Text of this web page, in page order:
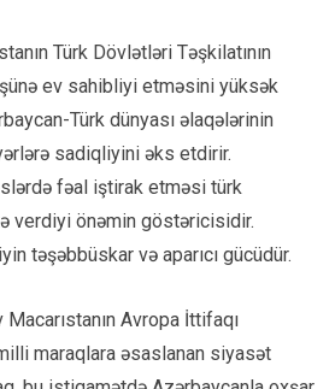
Türk Dövlətləri Təşkilatının
ev sahibliyi etməsini yüksək
Türk dünyası əlaqələrinin
sadiqliyini əks etdirir.
fəal iştirak etməsi türk
verdiyi önəmin göstəricisidir.
təşəbbüskar və aparıcı gücüdür.
Avropa İttifaqı
maraqlara əsaslanan siyasət